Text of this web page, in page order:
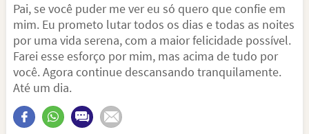
Pai, se você puder me ver eu só quero que confie em
mim. Eu prometo lutar todos os dias e todas as noites
por uma vida serena, com a maior felicidade possível.
Farei esse esforço por mim, mas acima de tudo por
você. Agora continue descansando tranquilamente.
Até um dia.